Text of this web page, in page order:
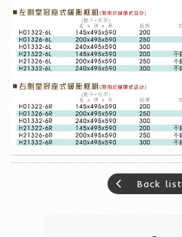
Back list